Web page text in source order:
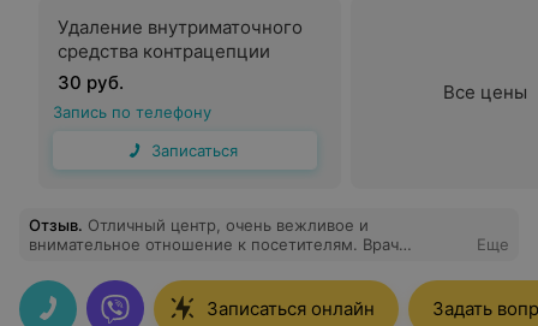
Удаление внутриматочного
средства контрацепции
30 руб.
Запись по телефону
Записаться
Все цены
Отзыв. Отличный центр, очень вежливое и
внимательное отношение к посетителям. Врач
делу, никакой воды, во многих вещах успокоил.
Рекомендую!
Еще
Записаться онлайн Задать